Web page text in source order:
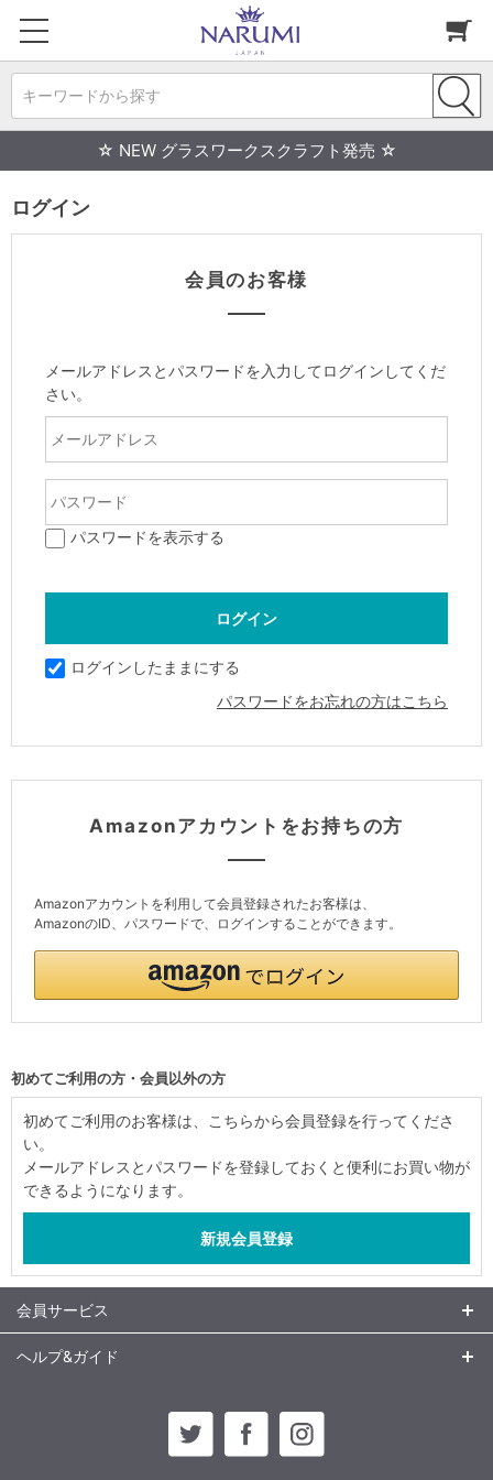
キーワードから探す
☆ NEW グラスワークスクラフト発売 ☆
ログイン
会員のお客様
メールアドレスとパスワードを入力してログインしてくだ
さい。
パスワードを表示する
ログインしたままにする
パスワードをお忘れの方はこちら
Amazonアカウントをお持ちの方
Amazonアカウントを利用して会員登録されたお客様は、
AmazonのID、パスワードで、ログインすることができます。
初めてご利用の方・会員以外の方
初めてご利用のお客様は、こちらから会員登録を行ってくださ
い。
メールアドレスとパスワードを登録しておくと便利にお買い物が
できるようになります。
会員サービス
ヘルプ&ガイド